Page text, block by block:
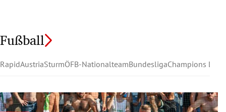
Fußball
RapidAustriaSturmÖFB-NationalteamBundesligaChampions